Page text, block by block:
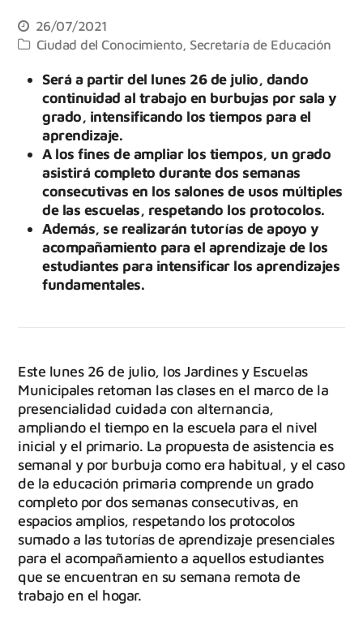
26/07/2021
Ciudad del Conocimiento Secretaría de Educación
Será a partir del lunes 26 de julio, dando
continuidad al trabajo en burbujas por sala y
grado, intensificando los tiempos para el
aprendizaje.
A los fines de ampliar los tiempos, un grado
asistirá completo durante dos semanas
consecutivas en los salones de usos múltiples
de las escuelas, respetando los protocolos.
Además, se realizarán tutorías de apoyo y
acompañamiento para el aprendizaje de los
estudiantes para intensificar los aprendizajes
fundamentales.
Este lunes 26 de julio, los Jardines y Escuelas
Municipales retoman las clases en el marco de la
presencialidad cuidada con alternancia,
ampliando el tiempo en la escuela para el nivel
inicial y el primario. La propuesta de asistencia es
semanal y por burbuja como era habitual, y el caso
de la educación primaria comprende un grado
completo por dos semanas consecutivas, en
espacios amplios, respetando los protocolos
sumado a las tutorías de aprendizaje presenciales
para el acompañamiento a aquellos estudiantes
que se encuentran en su semana remota de
trabajo en el hogar.